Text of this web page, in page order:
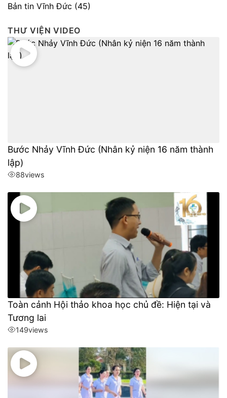
Bản tin Vĩnh Đức (45)
THƯ VIỆN VIDEO
Bước Nhảy Vĩnh Đức (Nhân kỷ niện 16 năm thành
lập)
88views
Toàn cảnh Hội thảo khoa học chủ đề: Hiện tại và
Tương lai
149views